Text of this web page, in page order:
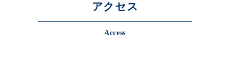
アクセス
Access